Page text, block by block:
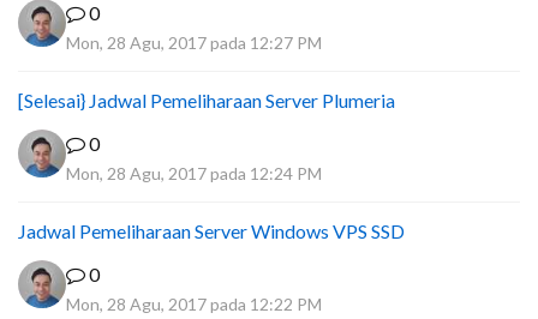
0
Mon, 28 Agu, 2017 pada 12:27 PM
[Selesai} Jadwal Pemeliharaan Server Plumeria
0
Mon, 28 Agu, 2017 pada 12:24 PM
Jadwal Pemeliharaan Server Windows VPS SSD
0
Mon, 28 Agu, 2017 pada 12:22 PM